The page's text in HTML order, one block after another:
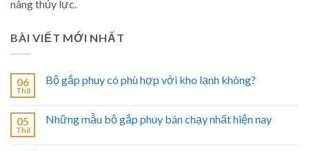
nâng thủy lực.
BÀI VIẾT MỚI NHẤT
06
Th8
Bộ gắp phuy có phù hợp với kho lạnh không?
05
Th8
Những mẫu bộ gắp phuy bán chạy nhất hiện nay